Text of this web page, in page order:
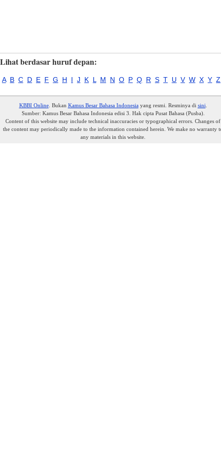
Lihat berdasar huruf depan:
A B C D E F G H I J K L M N O P Q R S T U V W X Y Z
KBBI Online. Bukan Kamus Besar Bahasa Indonesiayang resmi. Resminya di sini
Sumber: Kamus Besar Bahasa Indonesia edisi 3. Hak cipta Pusat Bahasa (Pusba).
Content of this website may include technical inaccuracies or typographical errors. Changes of
the content may periodically made to the information contained herein. We make no warranty
any materials in this website.